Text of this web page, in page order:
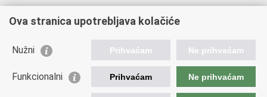
Savjetovanje
Zapošljavanje
Odnosi s javnošću
Ova stranica upotrebljava kolačiće
Nužni Prihvaćam Ne prihvaćam
Funkcionalni Prihvaćam Ne prihvaćam